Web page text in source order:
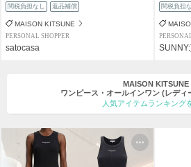
関税負担なし 返品補償
MAISON KITSUNE
PERSONAL SHOPPER
satocasa
関税負担な
MAISON KITSUNE
ワンピース・オールインワン (レディ
人気アイテムランキング